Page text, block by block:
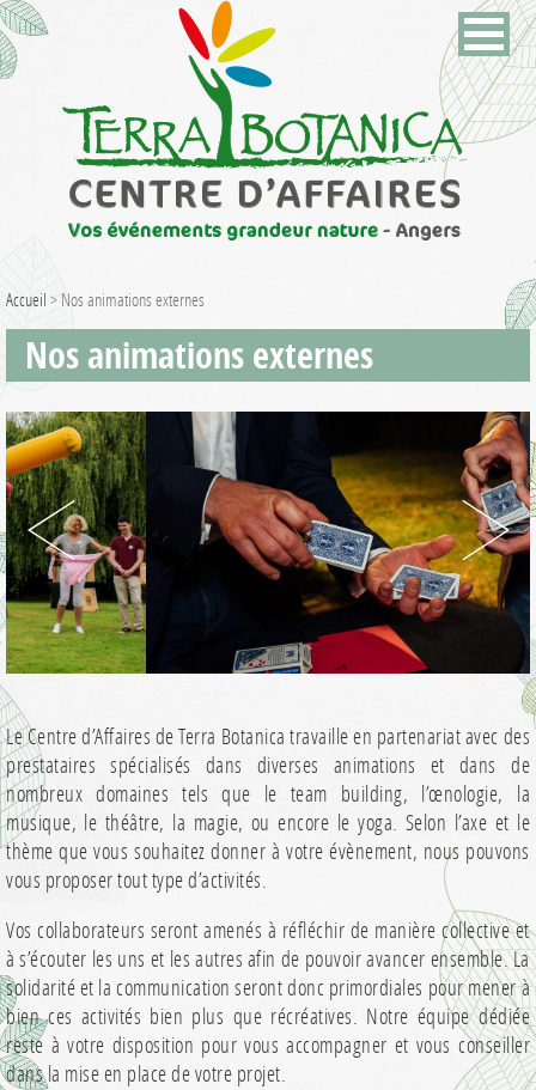
Accueil > Nos animations externes
Nos animations externes
Le Centre d’Affaires de Terra Botanica travaille en partenariat avec des
prestataires spécialisés dans diverses animations et dans de
nombreux domaines tels que le team building, l’œnologie, la
musique, le théâtre, la magie, ou encore le yoga. Selon l’axe et le
thème que vous souhaitez donner à votre évènement, nous pouvons
vous proposer tout type d’activités.
Vos collaborateurs seront amenés à réfléchir de manière collective et
à s’écouter les uns et les autres afin de pouvoir avancer ensemble. La
solidarité et la communication seront donc primordiales pour mener à
bien ces activités bien plus que récréatives. Notre équipe dédiée
reste à votre disposition pour vous accompagner et vous conseiller
dans la mise en place de votre projet.